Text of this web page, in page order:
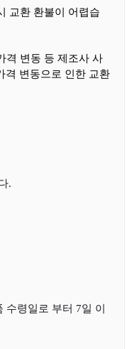
교환 환불이 어렵습
격 변동 등 제조사 사
격 변동으로 인한 교환
.
령일로 부터 7일 이